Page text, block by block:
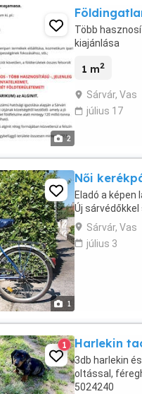
2
Több
kiajánlása
1 m2
Sárvár, Vas
július 17
1
Női
Eladó a képen
Új sárvédőkkel
Sárvár, Vas
július 3
1 Harlekin
3db harlekin
oltással,
5024240